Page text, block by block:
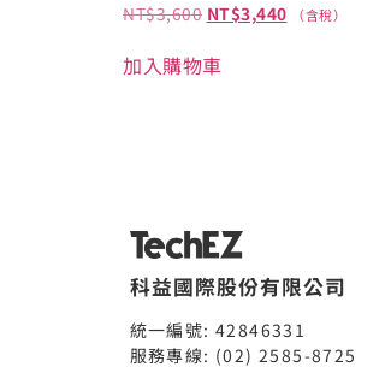
NT$3,600 NT$3,440 （含稅）
加入購物車
科益國際股份有限公司
統一編號: 42846331
服務專線: (02) 2585-8725